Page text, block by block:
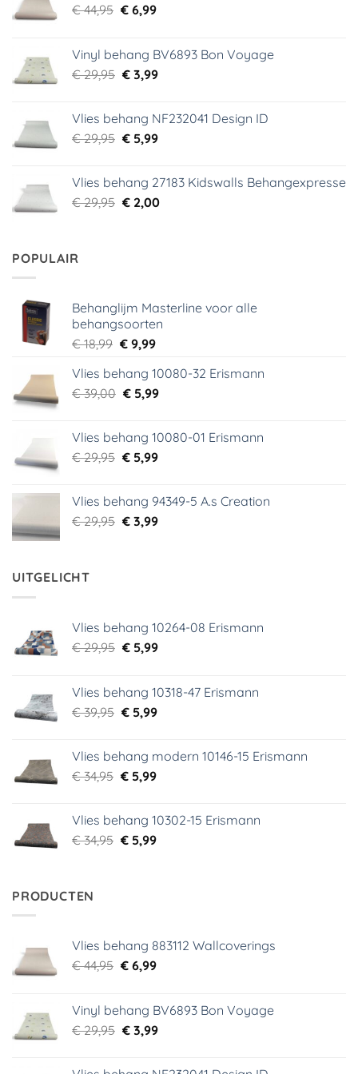
€44,95 Oorspronkelijke
€ 44,95.
€6,99Huidige
€ 6,99.
Vinyl behang BV6893 Bon Voyage
€29,95 Oorspronkelijke
€ 29,95.
€3,99Huidige
€ 3,99.
Vlies behang NF232041 Design ID
€29,95 Oorspronkelijke
€ 29,95.
€5,99Huidige
€ 5,99.
Vlies behang 27183 Kidswalls Behangexpresse
€29,95 Oorspronkelijke
€2,00Huidige
POPULAIR
Behanglijm Masterline voor alle
behangsoorten
€18,99 Oorspronkelijke
was:
€ 18,99.
€9,99Huidige
is:
€ 9,99.
Vlies behang 10080-32 Erismann
€39,00 Oorspronkelijke
€ 39,00.
€5,99Huidige
€ 5,99.
Vlies behang 10080-01 Erismann
€29,95 Oorspronkelijke
€ 29,95.
€5,99Huidige
€ 5,99.
Vlies behang 94349-5 A.s Creation
€29,95 Oorspronkelijke
€3,99Huidige
UITGELICHT
Vlies behang 10264-08 Erismann
€29,95 Oorspronkelijke
€ 29,95.
€5,99Huidige
€ 5,99.
Vlies behang 10318-47 Erismann
€39,95 Oorspronkelijke
€ 39,95.
€5,99Huidige
€ 5,99.
Vlies behang modern 10146-15 Erismann
€34,95 Oorspronkelijke
€ 34,95.
€5,99Huidige
€ 5,99.
Vlies behang 10302-15 Erismann
€34,95 Oorspronkelijke
€5,99Huidige
PRODUCTEN
Vlies behang 883112 Wallcoverings
€44,95 Oorspronkelijke
€ 44,95.
€6,99Huidige
€ 6,99.
Vinyl behang BV6893 Bon Voyage
€29,95 Oorspronkelijke
€3,99Huidige